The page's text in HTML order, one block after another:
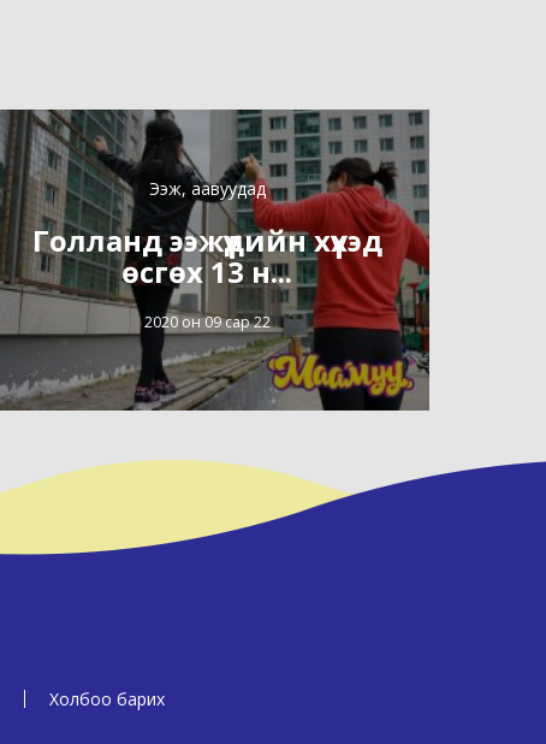
Ээж, аавуудад
Голланд ээжүүдийн хүүхэд
өсгөх 13 н...
2020 он 09 сар 22
Холбоо барих